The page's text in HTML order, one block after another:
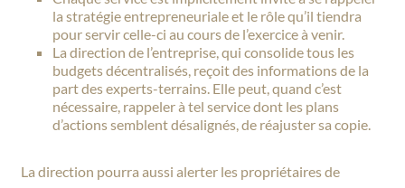
la stratégie entrepreneuriale et le rôle qu’il tiendra
pour servir celle-ci au cours de l’exercice à venir.
La direction de l’entreprise, qui consolide tous les
budgets décentralisés, reçoit des informations de la
part des experts-terrains. Elle peut, quand c’est
nécessaire, rappeler à tel service dont les plans
d’actions semblent désalignés, de réajuster sa copie.
La direction pourra aussi alerter les propriétaires de